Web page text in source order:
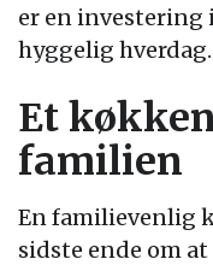
er en investering
hyggelig hverdag.
Et
familien
En familievenlig
sidste ende om